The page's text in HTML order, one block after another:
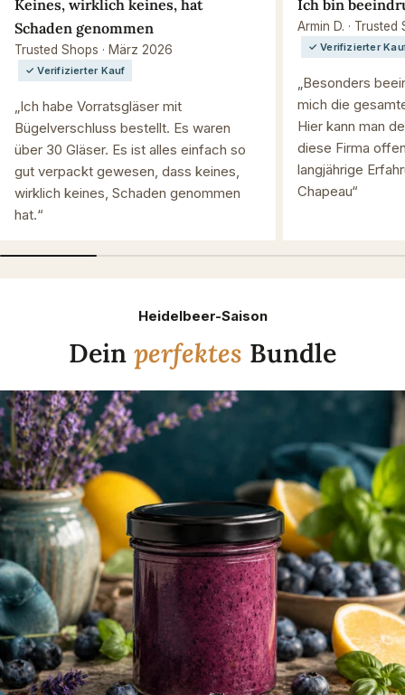
Keines, wirklich keines, hat
Schaden genommen
Trusted Shops · März 2026
✓ Verifizierter Kauf
„Ich habe Vorratsgläser mit
Bügelverschluss bestellt. Es waren
über 30 Gläser. Es ist alles einfach so
gut verpackt gewesen, dass keines,
wirklich keines, Schaden genommen
hat.“
Ich bin
Armin D. · Trusted
✓ Verifizierter
„Besonders
mich die
Hier kann man
diese Firma
langjährige
Chapeau“
Heidelbeer-Saison
Dein perfektes Bundle